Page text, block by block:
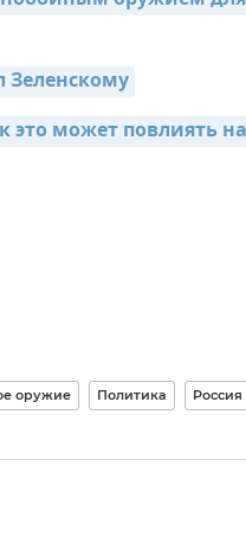
Зеленскому
это может повлиять
оружие Политика Россия